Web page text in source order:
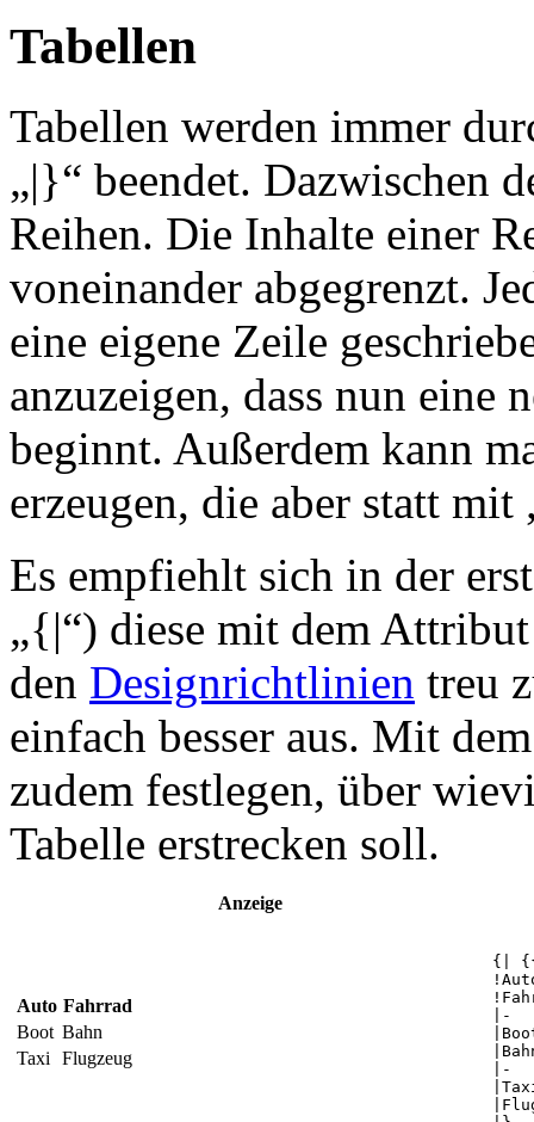
Tabellen
Tabellen werden immer
„|}“ beendet. Dazwischen
Reihen. Die Inhalte einer
voneinander abgegrenzt.
eine eigene Zeile
anzuzeigen, dass nun eine
beginnt. Außerdem kann
erzeugen, die aber statt
Es empfiehlt sich in der
„{|“) diese mit dem
den Designrichtlinien treu
einfach besser aus. Mit
zudem festlegen, über
Tabelle erstrecken soll.
Anzeige
Auto Fahrrad
Boot Bahn
Taxi
Flugzeug
{|
|-
|-